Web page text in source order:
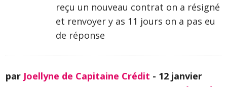
reçu un nouveau contrat on a résigné
et renvoyer y as 11 jours on a pas eu
de réponse
par Joellyne de Capitaine Crédit - 12 janvier